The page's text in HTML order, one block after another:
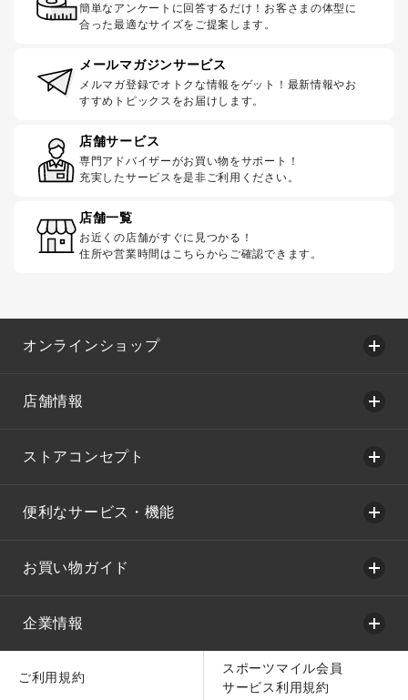
簡単なアンケートに回答するだけ！お客さまの体型に
合った最適なサイズをご提案します。
メールマガジンサービス
メルマガ登録でオトクな情報をゲット！最新情報やお
すすめトピックスをお届けします。
店舗サービス
専門アドバイザーがお買い物をサポート！
充実したサービスを是非ご利用ください。
店舗一覧
お近くの店舗がすぐに見つかる！
住所や営業時間はこちらからご確認できます。
オンラインショップ
店舗情報
ストアコンセプト
便利なサービス・機能
お買い物ガイド
企業情報
ご利用規約
スポーツマイル会員
サービス利用規約